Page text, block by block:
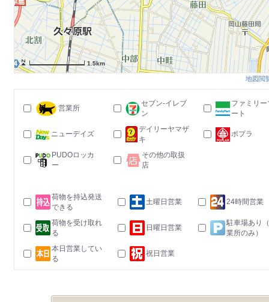
1.5km
地図閲
営業所
セブン-イレブ
ン
ファミリー
ート
ニューデイズ
デイリーヤマザ
キ
ポプラ
PUDOロッカ
ー
その他の取扱
店
荷物を持込発送
できる
土曜日営業 24時間営業
荷物を受け取れ
る
日曜日営業
駐車場あり
業所のみ）
本日営業してい
る
祝日営業